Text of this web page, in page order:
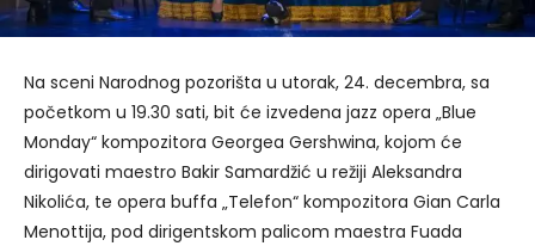
Na sceni Narodnog pozorišta u utorak, 24. decembra, sa
početkom u 19.30 sati, bit će izvedena jazz opera „Blue
Monday“ kompozitora Georgea Gershwina, kojom će
dirigovati maestro Bakir Samardžić u režiji Aleksandra
Nikolića, te opera buffa „Telefon“ kompozitora Gian Carla
Menottija, pod dirigentskom palicom maestra Fuada